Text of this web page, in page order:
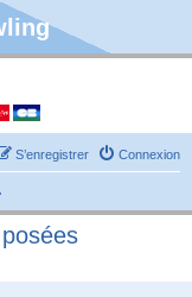
Connexion
S’enregistrer